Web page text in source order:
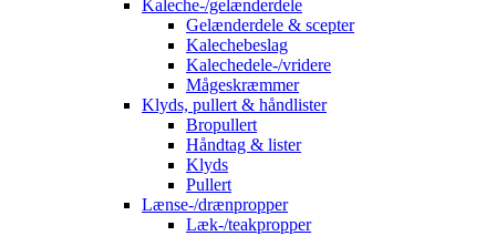
Kaleche-/gelænderdele
Gelænderdele & scepter
Kalechebeslag
Kalechedele-/vridere
Mågeskræmmer
Klyds, pullert & håndlister
Bropullert
Håndtag & lister
Klyds
Pullert
Lænse-/drænpropper
Læk-/teakpropper